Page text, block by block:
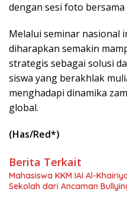
dengan sesi foto
Melalui seminar nasional
diharapkan semakin
strategis sebagai solusi
siswa yang berakhlak
menghadapi dinamika
global.
(Has/Red*)
Berita Terkait
Mahasiswa KKM IAI Al-
Sekolah dari Ancaman